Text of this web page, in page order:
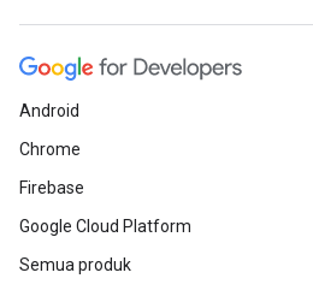
Android
Chrome
Firebase
Google Cloud Platform
Semua produk